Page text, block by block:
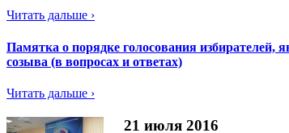
Читать дальше ›
Памятка о порядке голосования
созыва (в вопросах и ответах)
Читать дальше ›
21 июля 2016